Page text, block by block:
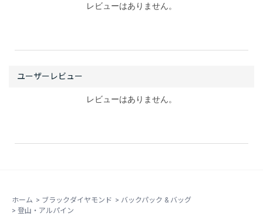
レビューはありません。
レビューはありません。
ホーム > ブラックダイヤモンド > バックパック & バッグ
> 登山・アルパイン